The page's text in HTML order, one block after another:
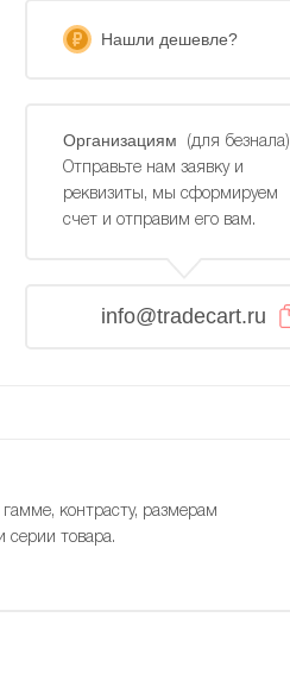
Нашли дешевле?
Организациям
(для безнала)
Отправьте нам заявку и
реквизиты, мы сформируем
счет и отправим его вам.
info@tradecart.ru
контрасту, размерам
серии товара.